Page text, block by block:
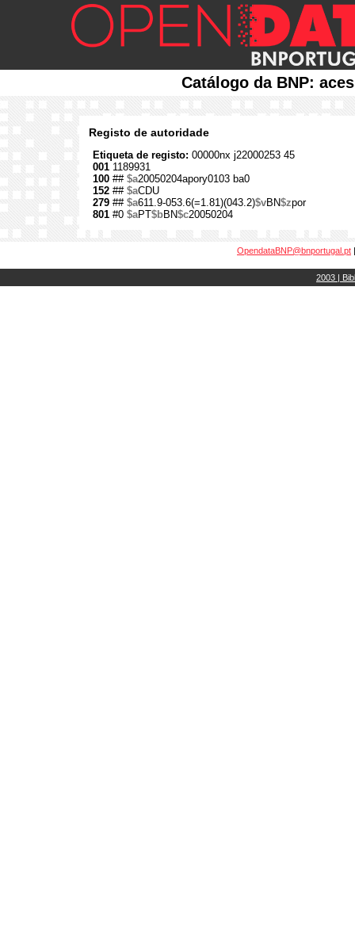
Catálogo da BNP:
Registo de autoridade
Etiqueta de registo: 00000nx j22000253 45
001 1189931
100 ## $a20050204apory0103 ba0
152 ## $aCDU
279 ## $a611.9-053.6(=1.81)(043.2)$vBN$zpor
801 #0 $aPT$bBN$c20050204
OpendataBNP@bnportugal.pt
2003 |